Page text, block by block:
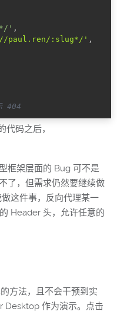
' ,
paul.ren/:slug*/' ,
404
代码之后，
框架层面的 Bug 可不是
了，但需求仍然要继续做
这件事，反向代理某一
Header 头，允许任意的
方法，且不会干预到实
Desktop 作为演示。点击